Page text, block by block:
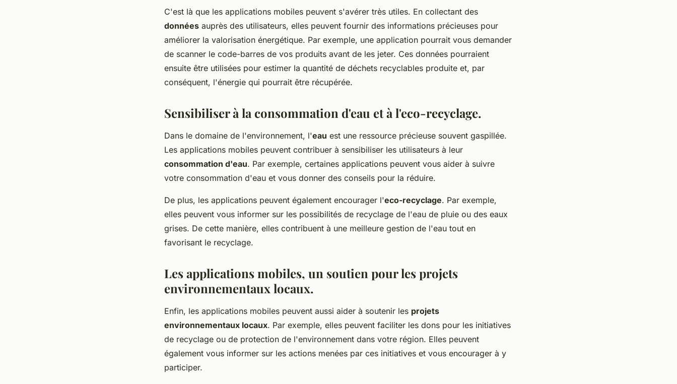
C'est là que les applications mobiles peuvent s'avérer très utiles. En collectant des
données auprès des utilisateurs, elles peuvent fournir des informations précieuses pour
améliorer la valorisation énergétique. Par exemple, une application pourrait vous demander
de scanner le code-barres de vos produits avant de les jeter. Ces données pourraient
ensuite être utilisées pour estimer la quantité de déchets recyclables produite et, par
conséquent, l'énergie qui pourrait être récupérée.
Sensibiliser à la consommation d'eau et à l'eco-recyclage.
Dans le domaine de l'environnement, l'eau est une ressource précieuse souvent gaspillée.
Les applications mobiles peuvent contribuer à sensibiliser les utilisateurs à leur
consommation d'eau. Par exemple, certaines applications peuvent vous aider à suivre
votre consommation d'eau et vous donner des conseils pour la réduire.
De plus, les applications peuvent également encourager l'eco-recyclage. Par exemple,
elles peuvent vous informer sur les possibilités de recyclage de l'eau de pluie ou des eaux
grises. De cette manière, elles contribuent à une meilleure gestion de l'eau tout en
favorisant le recyclage.
Les applications mobiles, un soutien pour les projets
environnementaux locaux.
Enfin, les applications mobiles peuvent aussi aider à soutenir les projets
environnementaux locaux. Par exemple, elles peuvent faciliter les dons pour les initiatives
de recyclage ou de protection de l'environnement dans votre région. Elles peuvent
également vous informer sur les actions menées par ces initiatives et vous encourager à y
participer.